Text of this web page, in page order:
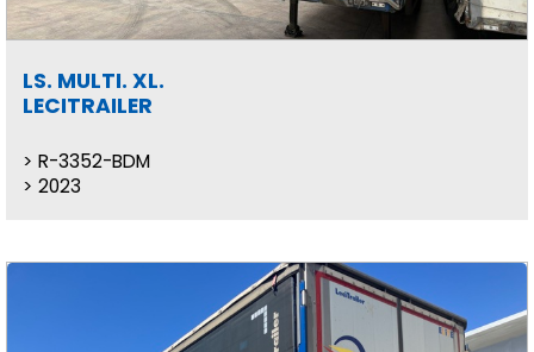
LS. MULTI. XL.
LECITRAILER
R-3352-BDM
2023